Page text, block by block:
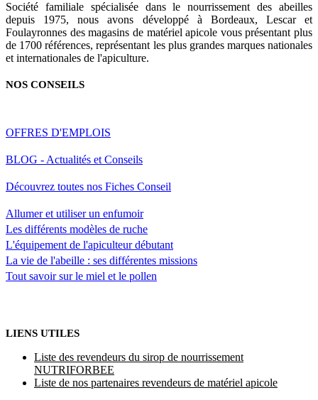
Société familiale spécialisée dans le nourrissement des abeilles
depuis 1975, nous avons développé à Bordeaux, Lescar et
Foulayronnes des magasins de matériel apicole vous présentant plus
de 1700 références, représentant les plus grandes marques nationales
et internationales de l'apiculture.
NOS CONSEILS
OFFRES D'EMPLOIS
BLOG - Actualités et Conseils
Découvrez toutes nos Fiches Conseil
Allumer et utiliser un enfumoir
Les différents modèles de ruche
L'équipement de l'apiculteur débutant
La vie de l'abeille : ses différentes missions
Tout savoir sur le miel et le pollen
LIENS UTILES
Liste des revendeurs du sirop de nourrissement
NUTRIFORBEE
Liste de nos partenaires revendeurs de matériel apicole